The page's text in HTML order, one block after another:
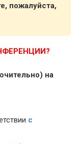
пожалуйста,
на
с